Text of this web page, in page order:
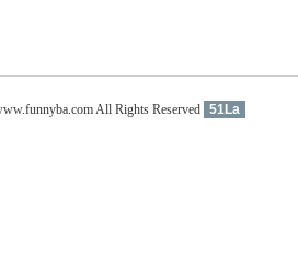
All Rights Reserved 51La